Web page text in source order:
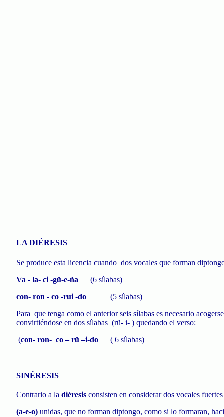
LA DIÉRESIS
Se produce esta licencia cuando dos vocales que forman
Va - la- ci-gü-e-ña
(6 sílabas)
con- ron - co-rui-do
(5 sílabas)
Para que tenga como el anterior seis sílabas es necesario
convirtiéndose en dos sílabas (rü- i- ) quedando el verso:
(con- ron- co –rü –i-do ( 6 sílabas)
SINÉRESIS
Contrario a la diéresis consisten en considerar dos vocales fuertes
(a-e-o)unidas, que no forman diptongo, como si lo formaran,